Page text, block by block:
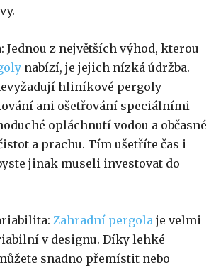
Jednou z největších výhod, kterou
nabízí, je jejich nízká údržba.
hliníkové pergoly
ani ošetřování speciálními
opláchnutí vodou a občasné
a prachu. Tím ušetříte čas i
jinak museli investovat do
Zahradní pergola je velmi
v designu. Díky lehké
snadno přemístit nebo